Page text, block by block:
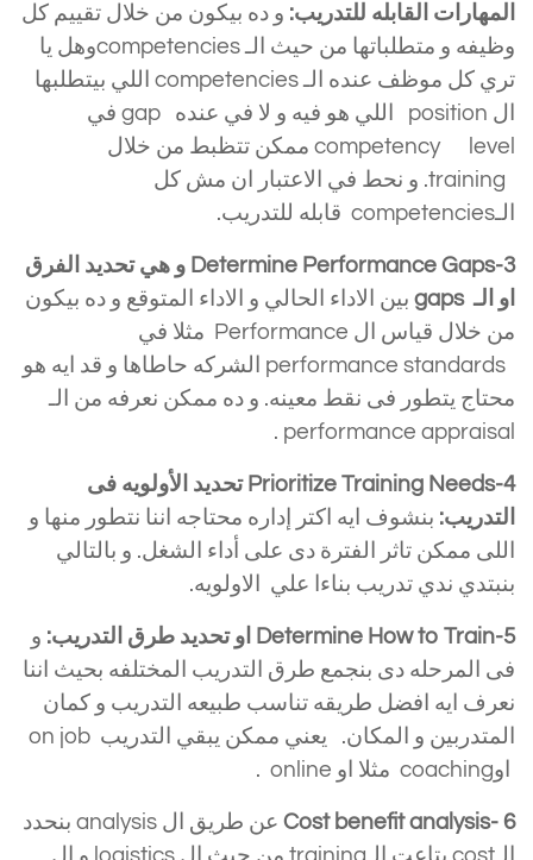
المهارات القابله للتدريب: و ده بيكون من خلال تقييم كل
وظيفه و متطلباتها من حيث الـ competenciesوهل يا
تري كل موظف عنده الـ competencies اللي بيتطلبها
ال position اللي هو فيه و لا في عنده gap في
competency level ممكن تتظبط من خلال
training. و نحط في الاعتبار ان مش كل
الـcompetencies قابله للتدريب.
Determine Performance Gaps-3 و هي تحديد الفرق
او الـ gaps
بين الاداء الحالي و الاداء المتوقع و ده بيكون
من خلال قياس ال Performance مثلا في
performance standards الشركه حاطاها و قد ايه هو
محتاج يتطور فى نقط معينه. و ده ممكن نعرفه من الـ
performance appraisal .
Prioritize Training Needs-4 تحديد الأولويه فى
التدريب: بنشوف ايه اكتر إداره محتاجه اننا نتطور منها و
اللى ممكن تاثر الفترة دى على أداء الشغل. و بالتالي
بنبتدي ندي تدريب بناءا علي الاولويه.
Determine How to Train-5 او تحديد طرق التدريب:
و
فى المرحله دى بنجمع طرق التدريب المختلفه بحيث اننا
نعرف ايه افضل طريقه تناسب طبيعه التدريب و كمان
المتدربين و المكان. يعني ممكن يبقي التدريب on job
اوcoaching مثلا او online .
Cost benefit analysis- 6
عن طريق ال analysis بنحدد